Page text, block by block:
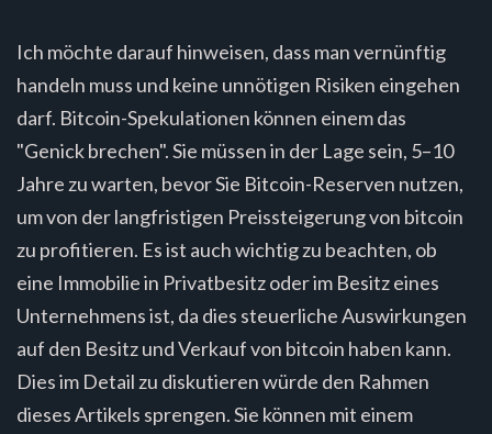
Ich möchte darauf hinweisen, dass man vernünftig
handeln muss und keine unnötigen Risiken eingehen
darf. Bitcoin-Spekulationen können einem das
"Genick brechen". Sie müssen in der Lage sein, 5–10
Jahre zu warten, bevor Sie Bitcoin-Reserven nutzen,
um von der langfristigen Preissteigerung von bitcoin
zu profitieren. Es ist auch wichtig zu beachten, ob
eine Immobilie in Privatbesitz oder im Besitz eines
Unternehmens ist, da dies steuerliche Auswirkungen
auf den Besitz und Verkauf von bitcoin haben kann.
Dies im Detail zu diskutieren würde den Rahmen
dieses Artikels sprengen. Sie können mit einem